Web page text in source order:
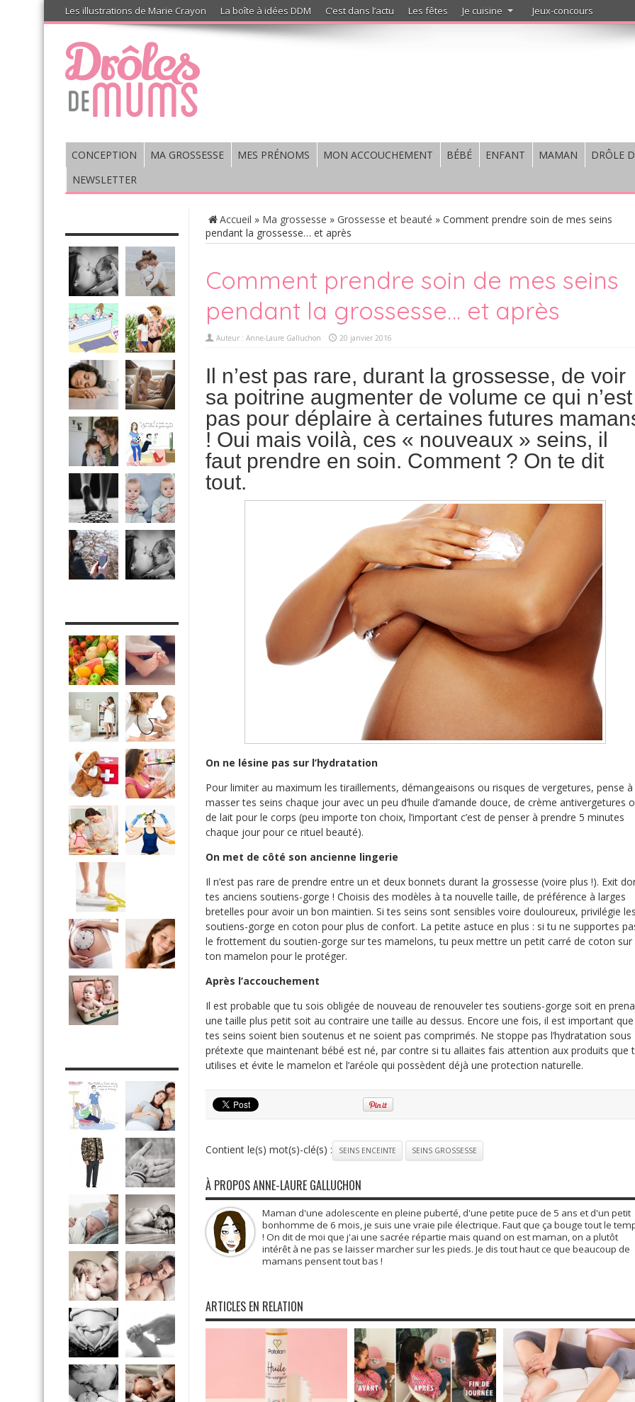
Les illustrations de Marie Crayon La boîte à idées DDM C’est dans l’actu Les fêtes Je cuisine Jeux-concours
CONCEPTION MA GROSSESSE MES PRÉNOMS MON ACCOUCHEMENT BÉBÉ ENFANT MAMAN
DRÔLE
NEWSLETTER
Accueil » Ma grossesse » Grossesse et beauté » Comment prendre soin de mes seins
pendant la grossesse… et après
Comment prendre soin de mes seins
pendant la grossesse… et après
Auteur : Anne-Laure Galluchon 20 janvier 2016
Il n’est pas rare, durant la grossesse, de voir
sa poitrine augmenter de volume ce qui n’est
pas pour déplaire à certaines futures
! Oui mais voilà, ces « nouveaux » seins, il
faut prendre en soin. Comment ? On te dit
tout.
On ne lésine pas sur l’hydratation
Pour limiter au maximum les tiraillements, démangeaisons ou risques de vergetures, pense à
masser tes seins chaque jour avec un peu d’huile d’amande douce, de crème antivergetures
de lait pour le corps (peu importe ton choix, l’important c’est de penser à prendre 5 minutes
chaque jour pour ce rituel beauté).
On met de côté son ancienne lingerie
Il n’est pas rare de prendre entre un et deux bonnets durant la grossesse (voire plus !). Exit
tes anciens soutiens-gorge ! Choisis des modèles à ta nouvelle taille, de préférence à larges
bretelles pour avoir un bon maintien. Si tes seins sont sensibles voire douloureux, privilégie
soutiens-gorge en coton pour plus de confort. La petite astuce en plus : si tu ne supportes
le frottement du soutien-gorge sur tes mamelons, tu peux mettre un petit carré de coton sur
ton mamelon pour le protéger.
Après l’accouchement
Il est probable que tu sois obligée de nouveau de renouveler tes soutiens-gorge soit en
une taille plus petit soit au contraire une taille au dessus. Encore une fois, il est important que
tes seins soient bien soutenus et ne soient pas comprimés. Ne stoppe pas l’hydratation sous
prétexte que maintenant bébé est né, par contre si tu allaites fais attention aux produits que
utilises et évite le mamelon et l’aréole qui possèdent déjà une protection naturelle.
Contient le(s) mot(s)-clé(s) : SEINS ENCEINTE SEINS GROSSESSE
À PROPOS ANNE-LAURE GALLUCHON
Maman d'une adolescente en pleine puberté, d'une petite puce de 5 ans et d'un petit
bonhomme de 6 mois, je suis une vraie pile électrique. Faut que ça bouge tout le
! On dit de moi que j'ai une sacrée répartie mais quand on est maman, on a plutôt
intérêt à ne pas se laisser marcher sur les pieds. Je dis tout haut ce que beaucoup de
mamans pensent tout bas !
ARTICLES EN RELATION